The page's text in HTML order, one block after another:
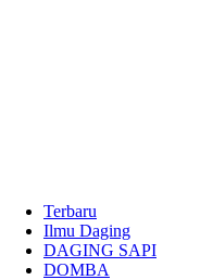
Terbaru
Ilmu Daging
DAGING SAPI
DOMBA